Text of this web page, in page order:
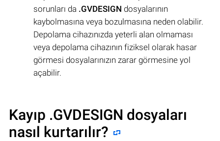
sorunları da .GVDESIGN dosyalarının
kaybolmasına veya bozulmasına neden olabilir.
Depolama cihazınızda yeterli alan olmaması
veya depolama cihazının fiziksel olarak hasar
görmesi dosyalarınızın zarar görmesine yol
açabilir.
Kayıp .GVDESIGN dosyaları
nasıl kurtarılır?